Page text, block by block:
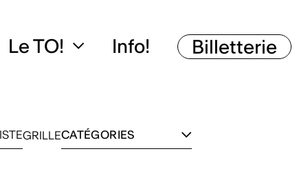
Le TO! Info! Billetterie
GRILLECATÉGORIES